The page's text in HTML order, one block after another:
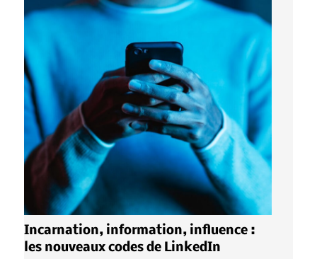
Incarnation, information, influence :
les nouveaux codes de LinkedIn